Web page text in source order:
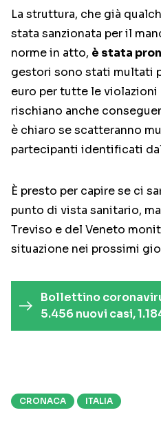
La struttura, che già
stata sanzionata per il
norme in atto, è stata
gestori sono stati multati
euro per tutte le violazioni
rischiano anche
è chiaro se scatteranno
partecipanti identificati
È presto per capire se ci
punto di vista sanitario,
Treviso e del Veneto
situazione nei prossimi
Bollettino
5.456 nuovi casi,
CRONACA ITALIA